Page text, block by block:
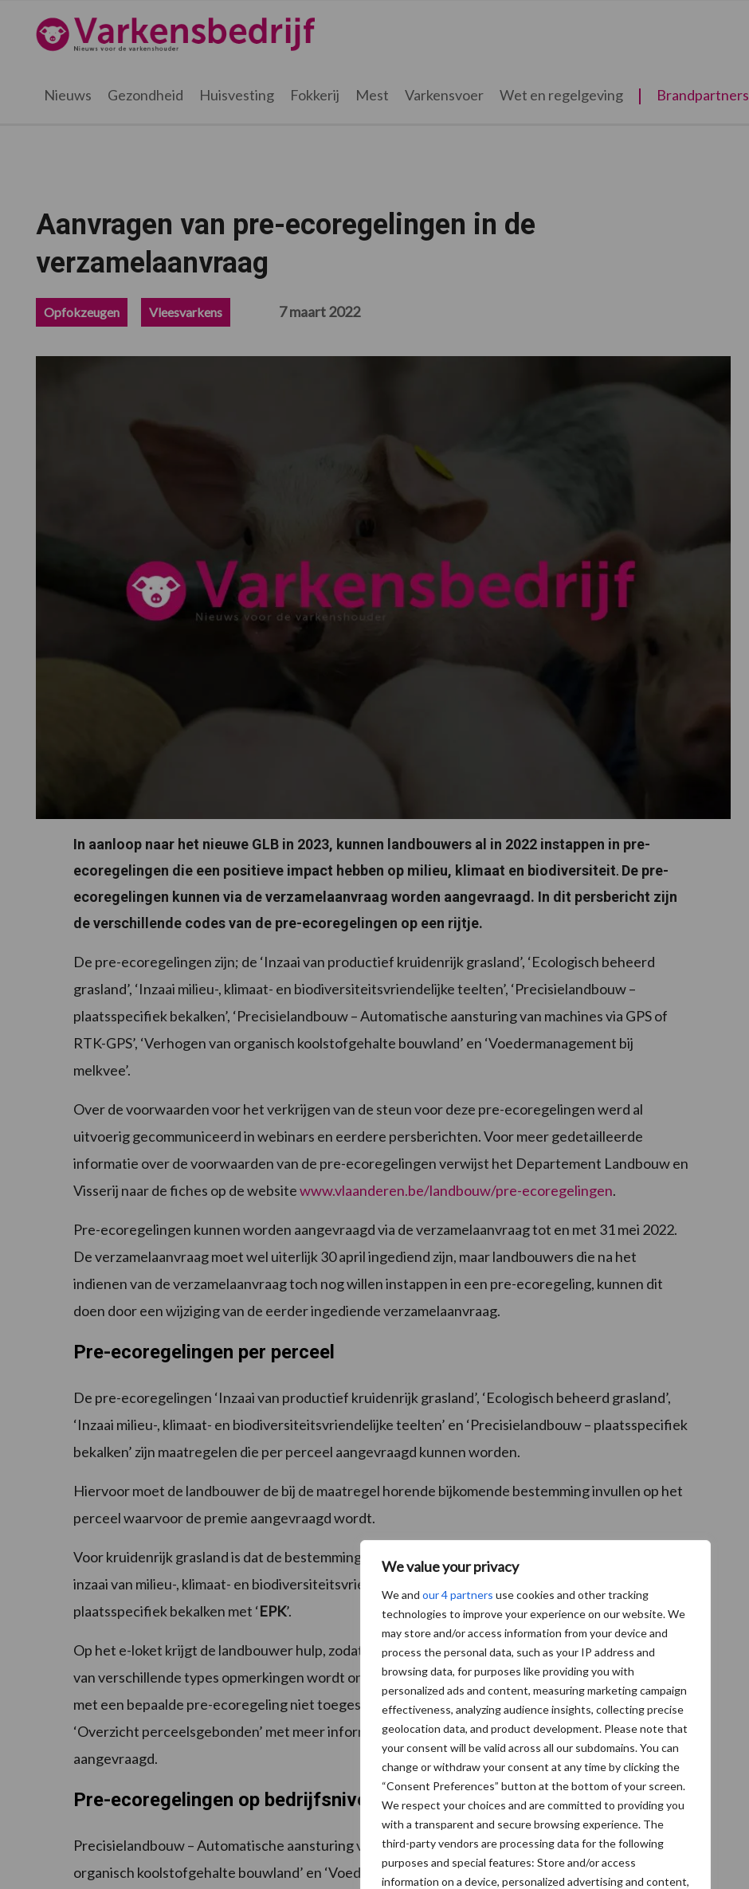
We value your privacy
We and our 4 partners use cookies and other tracking
technologies to improve your experience on our website. We
may store and/or access information from your device and
process the personal data, such as your IP address and
browsing data, for purposes like providing you with
personalized ads and content, measuring marketing campaign
effectiveness, analyzing audience insights, collecting precise
geolocation data, and product development. Please note that
your consent will be valid across all our subdomains. You can
change or withdraw your consent at any time by clicking the
“Consent Preferences” button at the bottom of your screen.
We respect your choices and are committed to providing you
with a transparent and secure browsing experience. The
third-party vendors are processing data for the following
purposes and special features: Store and/or access
information on a device, personalized advertising and content,
hoofdnavigatie
hoofd
eerste
voettekst
Varkensbedrijf.be
Nieuws Gezondheid Huisvesting Fokkerij Mest Varkensvoer Wet en regelgeving Brandpartners
Aanvragen van pre-ecoregelingen in de
verzamelaanvraag
Opfokzeugen Vleesvarkens 7 maart 2022
In aanloop naar het nieuwe GLB in 2023, kunnen landbouwers al in 2022 instappen in pre-
ecoregelingen die een positieve impact hebben op milieu, klimaat en biodiversiteit. De pre-
ecoregelingen kunnen via de verzamelaanvraag worden aangevraagd. In dit persbericht zijn
de verschillende codes van de pre-ecoregelingen op een rijtje.
De pre-ecoregelingen zijn; de ‘Inzaai van productief kruidenrijk grasland’, ‘Ecologisch beheerd
grasland’, ‘Inzaai milieu-, klimaat- en biodiversiteitsvriendelijke teelten’, ‘Precisielandbouw –
plaatsspecifiek bekalken’, ‘Precisielandbouw – Automatische aansturing van machines via GPS of
RTK-GPS’, ‘Verhogen van organisch koolstofgehalte bouwland’ en ‘Voedermanagement bij
melkvee’.
Over de voorwaarden voor het verkrijgen van de steun voor deze pre-ecoregelingen werd al
uitvoerig gecommuniceerd in webinars en eerdere persberichten. Voor meer gedetailleerde
informatie over de voorwaarden van de pre-ecoregelingen verwijst het Departement Landbouw en
Visserij naar de fiches op de websitewww.vlaanderen.be/landbouw/pre-ecoregelingen.
Pre-ecoregelingen kunnen worden aangevraagd via de verzamelaanvraag tot en met 31 mei 2022.
De verzamelaanvraag moet wel uiterlijk 30 april ingediend zijn, maar landbouwers die na het
indienen van de verzamelaanvraag toch nog willen instappen in een pre-ecoregeling, kunnen dit
doen door een wijziging van de eerder ingediende verzamelaanvraag.
Pre-ecoregelingen per perceel
De pre-ecoregelingen ‘Inzaai van productief kruidenrijk grasland’, ‘Ecologisch beheerd grasland’,
‘Inzaai milieu-, klimaat- en biodiversiteitsvriendelijke teelten’ en ‘Precisielandbouw – plaatsspecifiek
bekalken’ zijn maatregelen die per perceel aangevraagd kunnen worden.
Hiervoor moet de landbouwer de bij de maatregel horende bijkomende bestemming invullen op het
perceel waarvoor de premie aangevraagd wordt.
Voor kruidenrijk grasland is dat de bestemming ‘ EKG ’, voor ecologisch beheerd grasland is dat ‘
inzaai van milieu-, klimaat- en biodiversiteitsvriendelijke teelten wordt aangevraagd met ‘
plaatsspecifiek bekalken met ‘EPK’.
Op het e-loket krijgt de landbouwer hulp, zodat de aangifte correct wordt ingediend. Door middel
van verschillende types opmerkingen wordt onder andere de combinatie van specifieke teeltcodes
met een bepaalde pre-ecoregeling niet toegestaan. Er is ook een overzicht beschikbaar genaamd
‘Overzicht perceelsgebonden’ met meer informatie over wat voor welke pre-ecoregeling werd
aangevraagd.
Pre-ecoregelingen op bedrijfsniveau
Precisielandbouw – Automatische aansturing van machines via GPS of RTK-GPS’, ‘Verhogen van
organisch koolstofgehalte bouwland’ en ‘Voedermanagement bij melkvee’ zijn pre-ecoregelingen